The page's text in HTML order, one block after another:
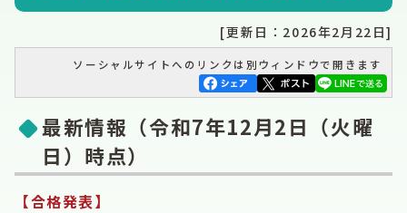
[更新日：2026年2月22日]
ソーシャルサイトへのリンクは別ウィンドウで開きます
最新情報（令和7年12月2日（火曜
日）時点）
【合格発表】